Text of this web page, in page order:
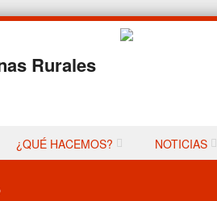
Rurales
¿QUÉ HACEMOS? NOTICIAS